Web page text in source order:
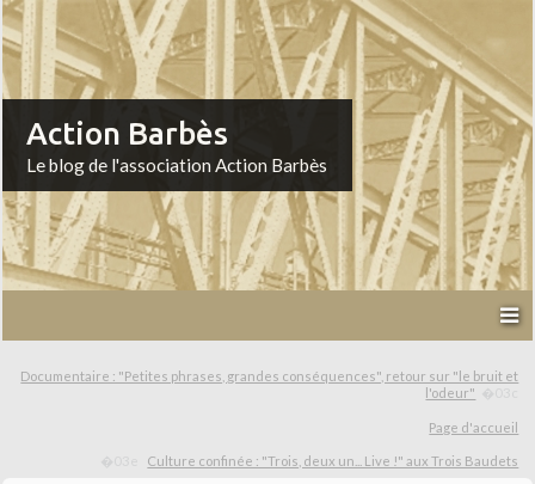
Action Barbès
Le blog de l'association Action Barbès
Documentaire : "Petites phrases, grandes conséquences", retour sur "le bruit et
l'odeur"
Page d'accueil
Culture confinée : "Trois, deux un... Live !" aux Trois Baudets